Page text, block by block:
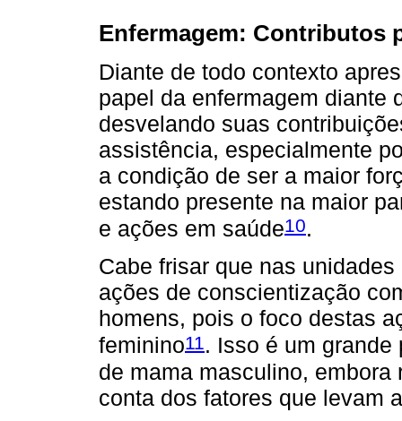
Enfermagem: Contributos
Diante de todo contexto
papel da enfermagem diante
desvelando suas
assistência, especialmente
a condição de ser a maior
estando presente na maior
e ações em saúde10.
Cabe frisar que nas
ações de conscientização
homens, pois o foco destas
feminino11 . Isso é um
de mama masculino,
conta dos fatores que levam